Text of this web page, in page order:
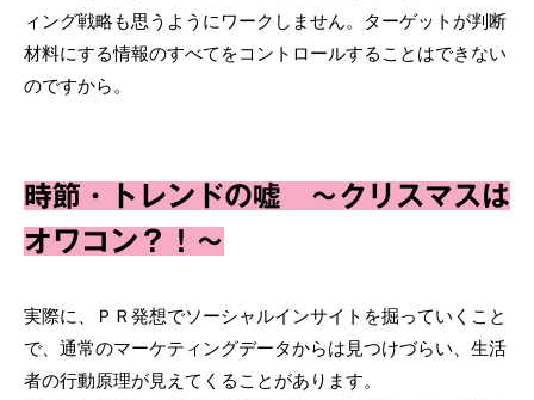
ィング戦略も思うようにワークしません。ターゲットが判断
材料にする情報のすべてをコントロールすることはできない
のですから。
時節・トレンドの嘘 ～クリスマスは
オワコン？！～
実際に、ＰＲ発想でソーシャルインサイトを掘っていくこと
で、通常のマーケティングデータからは見つけづらい、生活
者の行動原理が見えてくることがあります。